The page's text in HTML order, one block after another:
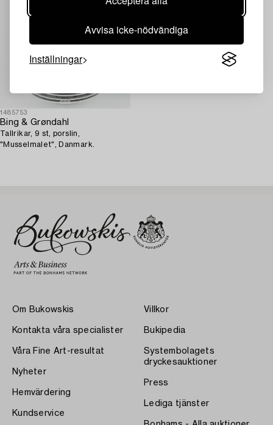
Avvisa icke-nödvändiga
Inställningar
1485753
Bing & Grøndahl
Tallrikar, 9 st, porslin,
"Musselmalet", Danmark.
Om Bukowskis
Kontakta våra specialister
Våra Fine Art-resultat
Nyheter
Hemvärdering
Kundservice
Villkor
Bukipedia
Systembolagets
dryckesauktioner
Press
Lediga tjänster